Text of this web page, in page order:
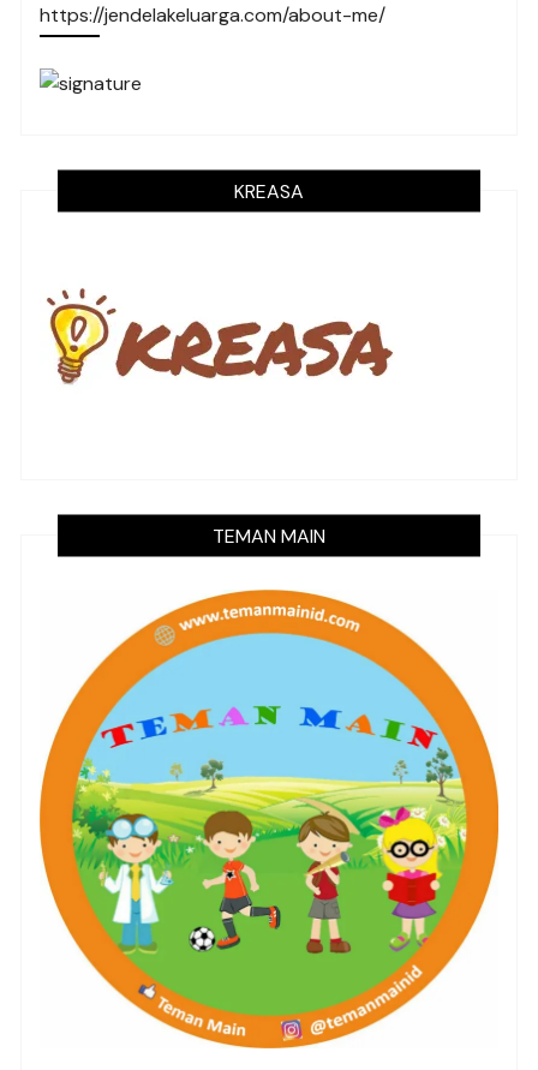
https://jendelakeluarga.com/about-me/
KREASA
TEMAN MAIN